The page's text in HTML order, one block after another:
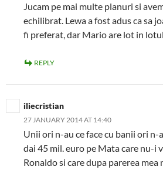
Jucam pe mai multe planuri si
echilibrat. Lewa a fost adus ca sa
fi preferat, dar Mario are lot in
REPLY
iliecristian
27 JANUARY 2014 AT 14:40
Unii ori n-au ce face cu banii ori n-
dai 45 mil. euro pe Mata care nu-i
Ronaldo si care dupa parerea mea